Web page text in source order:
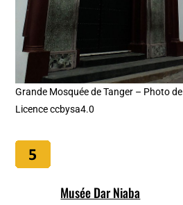
Grande Mosquée de Tanger – Photo
Licence ccbysa4.0
Musée Dar Niaba